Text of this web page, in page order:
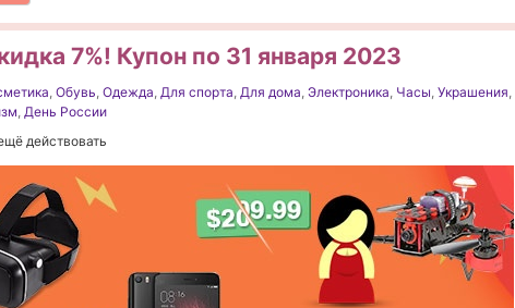
7%! Купон по 31 января 2023
, Обувь, Одежда, Для спорта, Для дома, Электроника, Часы, Украшения,
, День России
действовать